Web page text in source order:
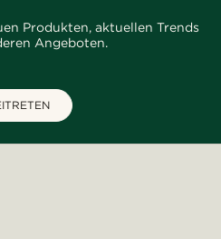
Produkten, aktuellen Trends
Angeboten.